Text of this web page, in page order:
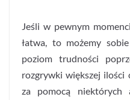
Jeśli w pewnym
łatwa, to możemy
poziom trudności
rozgrywki większej ilości
za pomocą niektórych